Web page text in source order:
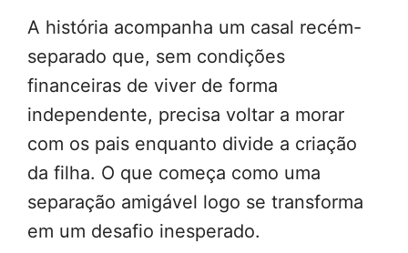
A história acompanha um casal recém-
separado que, sem condições
financeiras de viver de forma
independente, precisa voltar a morar
com os pais enquanto divide a criação
da filha. O que começa como uma
separação amigável logo se transforma
em um desafio inesperado.